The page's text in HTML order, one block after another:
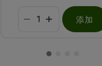
添加